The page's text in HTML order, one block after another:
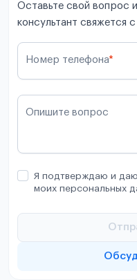
Оставьте свой вопрос
консультант свяжется
Номер телефона*
Опишите вопрос
Я подтверждаю и
моих персональных